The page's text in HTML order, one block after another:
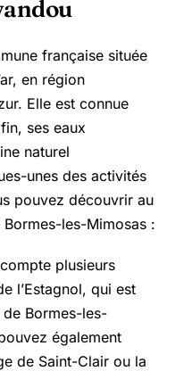
française située
en région
Elle est connue
ses eaux
naturel
unes des activités
pouvez découvrir au
les-Mimosas :
plusieurs
l’Estagnol, qui est
de Bormes-les-
également
de Saint-Clair ou la